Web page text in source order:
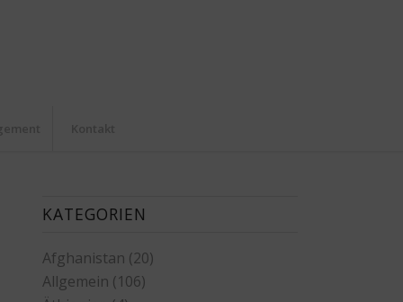
KATEGORIEN
Afghanistan (20)
Allgemein (106)